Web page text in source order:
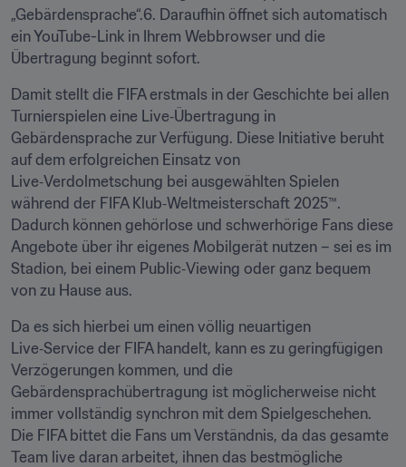
„Gebärdensprache“.6. Daraufhin öffnet sich automatisch
ein YouTube-Link in Ihrem Webbrowser und die
Übertragung beginnt sofort.
Damit stellt die FIFA erstmals in der Geschichte bei allen
Turnierspielen eine Live‑Übertragung in
Gebärdensprache zur Verfügung. Diese Initiative beruht
auf dem erfolgreichen Einsatz von
Live‑Verdolmetschung bei ausgewählten Spielen
während der FIFA Klub‑Weltmeisterschaft 2025™.
Dadurch können gehörlose und schwerhörige Fans diese
Angebote über ihr eigenes Mobilgerät nutzen – sei es im
Stadion, bei einem Public‑Viewing oder ganz bequem
von zu Hause aus.
Da es sich hierbei um einen völlig neuartigen
Live‑Service der FIFA handelt, kann es zu geringfügigen
Verzögerungen kommen, und die
Gebärdensprachübertragung ist möglicherweise nicht
immer vollständig synchron mit dem Spielgeschehen.
Die FIFA bittet die Fans um Verständnis, da das gesamte
Team live daran arbeitet, ihnen das bestmögliche